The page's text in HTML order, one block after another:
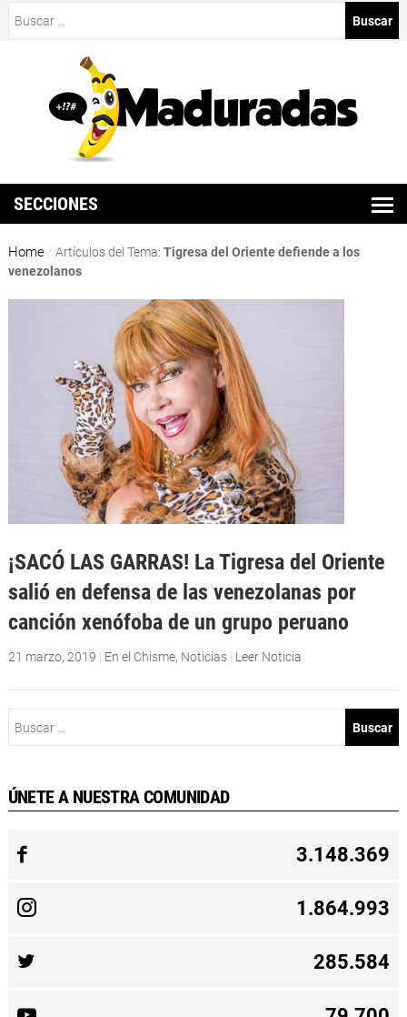
SECCIONES
Home / Artículos del Tema: Tigresa del Oriente defiende a los
venezolanos
¡SACÓ LAS GARRAS! La Tigresa del Oriente
salió en defensa de las venezolanas por
canción xenófoba de un grupo peruano
21 marzo, 2019 | En el Chisme, Noticias | Leer Noticia
ÚNETE A NUESTRA COMUNIDAD
3.148.369
1.864.993
285.584